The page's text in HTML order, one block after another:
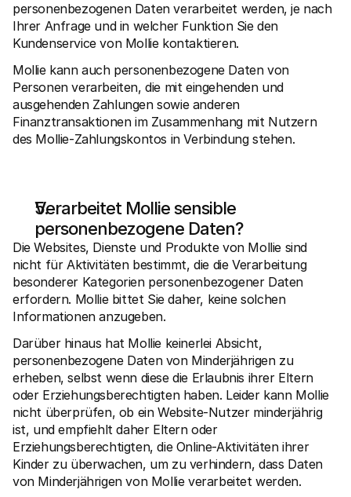
personenbezogenen Daten verarbeitet werden, je nach
Ihrer Anfrage und in welcher Funktion Sie den
Kundenservice von Mollie kontaktieren.
Mollie kann auch personenbezogene Daten von
Personen verarbeiten, die mit eingehenden und
ausgehenden Zahlungen sowie anderen
Finanztransaktionen im Zusammenhang mit Nutzern
des Mollie-Zahlungskontos in Verbindung stehen.
Verarbeitet Mollie sensible
personenbezogene Daten?
Die Websites, Dienste und Produkte von Mollie sind
nicht für Aktivitäten bestimmt, die die Verarbeitung
besonderer Kategorien personenbezogener Daten
erfordern. Mollie bittet Sie daher, keine solchen
Informationen anzugeben.
Darüber hinaus hat Mollie keinerlei Absicht,
personenbezogene Daten von Minderjährigen zu
erheben, selbst wenn diese die Erlaubnis ihrer Eltern
oder Erziehungsberechtigten haben. Leider kann Mollie
nicht überprüfen, ob ein Website-Nutzer minderjährig
ist, und empfiehlt daher Eltern oder
Erziehungsberechtigten, die Online-Aktivitäten ihrer
Kinder zu überwachen, um zu verhindern, dass Daten
von Minderjährigen von Mollie verarbeitet werden.